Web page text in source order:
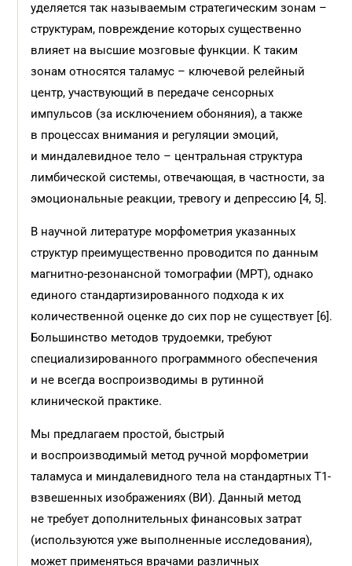
уделяется так называемым стратегическим зонам –
структурам, повреждение которых существенно
влияет на высшие мозговые функции. К таким
зонам относятся таламус – ключевой релейный
центр, участвующий в передаче сенсорных
импульсов (за исключением обоняния), а также
в процессах внимания и регуляции эмоций,
и миндалевидное тело – центральная структура
лимбической системы, отвечающая, в частности, за
эмоциональные реакции, тревогу и депрессию [4, 5].
В научной литературе морфометрия указанных
структур преимущественно проводится по данным
магнитно-резонансной томографии (МРТ), однако
единого стандартизированного подхода к их
количественной оценке до сих пор не существует [6].
Большинство методов трудоемки, требуют
специализированного программного обеспечения
и не всегда воспроизводимы в рутинной
клинической практике.
Мы предлагаем простой, быстрый
и воспроизводимый метод ручной морфометрии
таламуса и миндалевидного тела на стандартных T1-
взвешенных изображениях (ВИ). Данный метод
не требует дополнительных финансовых затрат
(используются уже выполненные исследования),
может применяться врачами различных